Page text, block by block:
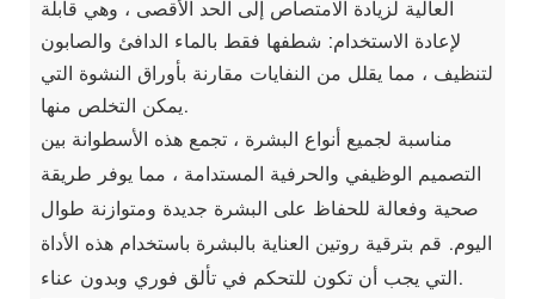
العالية لزيادة الامتصاص إلى الحد الأقصى ، وهي قابلة
لإعادة الاستخدام: شطفها فقط بالماء الدافئ والصابون
لتنظيف ، مما يقلل من النفايات مقارنة بأوراق النشوة التي
يمكن التخلص منها.
مناسبة لجميع أنواع البشرة ، تجمع هذه الأسطوانة بين
التصميم الوظيفي والحرفية المستدامة ، مما يوفر طريقة
صحية وفعالة للحفاظ على البشرة جديدة ومتوازنة طوال
اليوم. قم بترقية روتين العناية بالبشرة باستخدام هذه الأداة
التي يجب أن تكون للتحكم في تألق فوري وبدون عناء.